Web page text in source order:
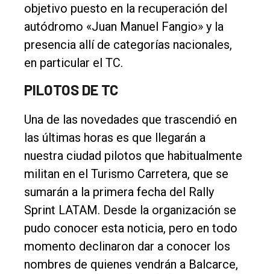
Fúnebres
Edición
Empresa
Contacto
objetivo puesto en la recuperación del
autódromo «Juan Manuel Fangio» y la
presencia allí de categorías nacionales,
en particular el TC.
PILOTOS DE TC
Una de las novedades que trascendió en
las últimas horas es que llegarán a
nuestra ciudad pilotos que habitualmente
militan en el Turismo Carretera, que se
sumarán a la primera fecha del Rally
Sprint LATAM. Desde la organización se
pudo conocer esta noticia, pero en todo
momento declinaron dar a conocer los
nombres de quienes vendrán a Balcarce,